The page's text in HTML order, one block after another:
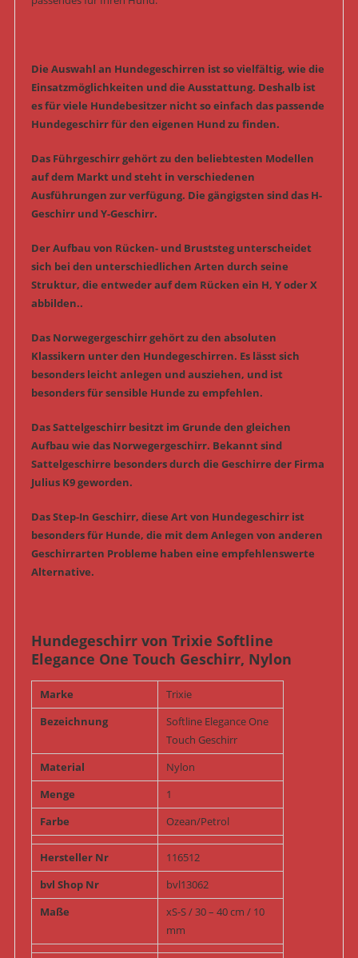
Die Auswahl an Hundegeschirren ist so vielfältig, wie die
Einsatzmöglichkeiten und die Ausstattung. Deshalb ist
es für viele Hundebesitzer nicht so einfach das passende
Hundegeschirr für den eigenen Hund zu finden.
Das Führgeschirr gehört zu den beliebtesten Modellen
auf dem Markt und steht in verschiedenen
Ausführungen zur verfügung. Die gängigsten sind das H-
Geschirr und Y-Geschirr.
Der Aufbau von Rücken- und Bruststeg unterscheidet
sich bei den unterschiedlichen Arten durch seine
Struktur, die entweder auf dem Rücken ein H, Y oder X
abbilden..
Das Norwegergeschirr gehört zu den absoluten
Klassikern unter den Hundegeschirren. Es lässt sich
besonders leicht anlegen und ausziehen, und ist
besonders für sensible Hunde zu empfehlen.
Das Sattelgeschirr besitzt im Grunde den gleichen
Aufbau wie das Norwegergeschirr. Bekannt sind
Sattelgeschirre besonders durch die Geschirre der Firma
Julius K9 geworden.
Das Step-In Geschirr, diese Art von Hundegeschirr ist
besonders für Hunde, die mit dem Anlegen von anderen
Geschirrarten Probleme haben eine empfehlenswerte
Alternative.
Hundegeschirr von Trixie Softline
Elegance One Touch Geschirr, Nylon
Marke
Trixie
Bezeichnung
Softline Elegance One
Touch Geschirr
Material
Nylon
Menge
1
Farbe
Ozean/Petrol
Hersteller Nr
116512
bvl Shop Nr
bvl13062
Maße
xS-S / 30 – 40 cm / 10
mm